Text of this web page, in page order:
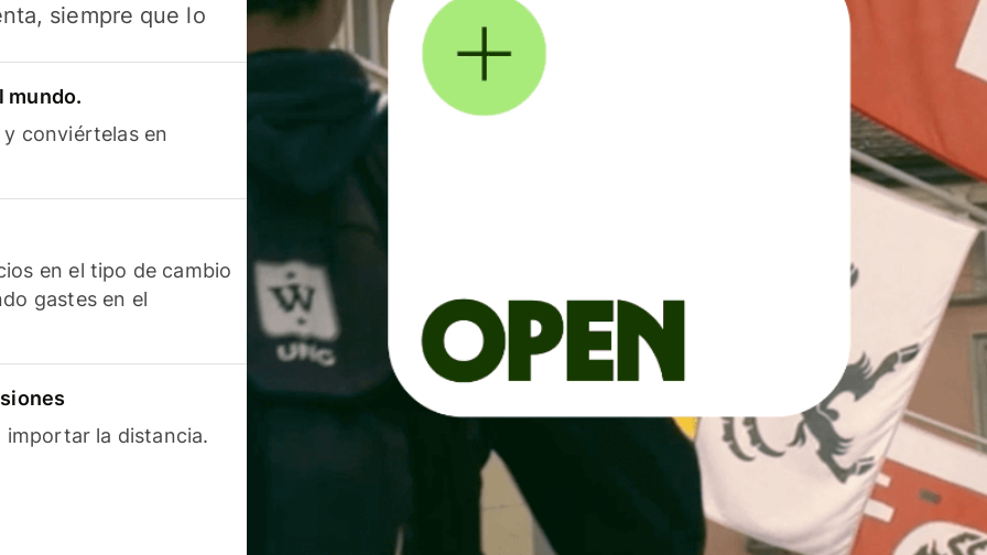
siempre que lo
mundo.
conviértelas en
en el tipo de cambio
gastes en el
importar la distancia.